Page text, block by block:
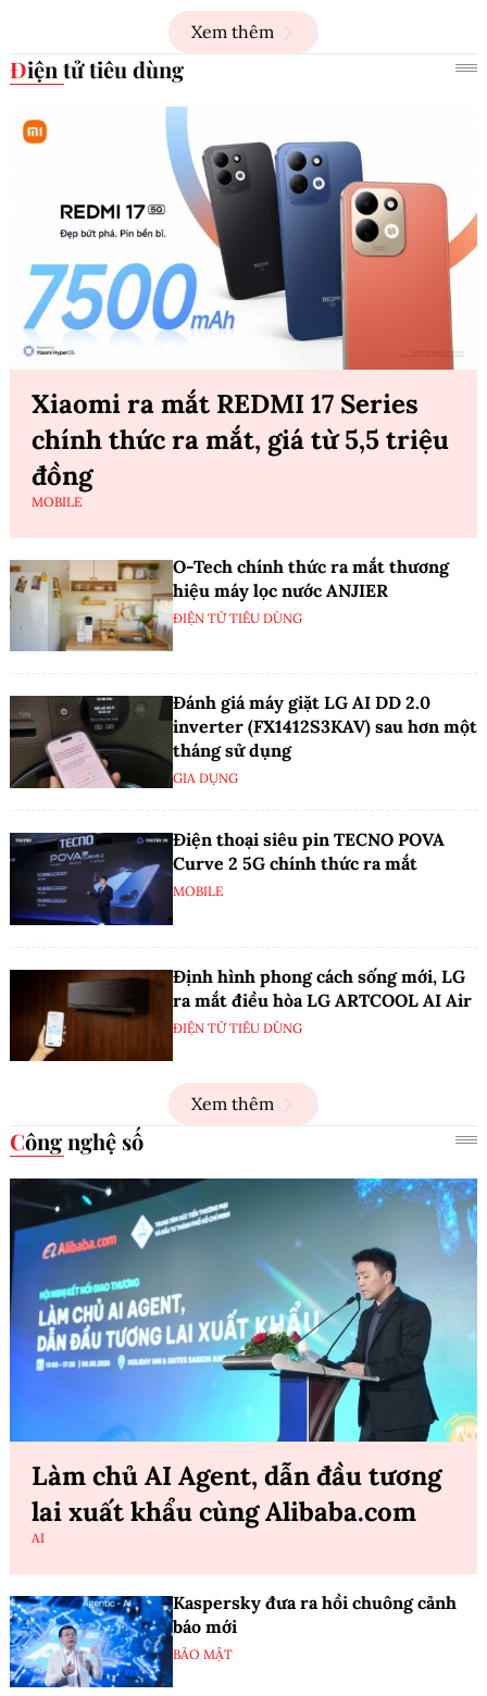
Xem thêm
Điện tử tiêu dùng
Xiaomi ra mắt REDMI 17 Series
chính thức ra mắt, giá từ 5,5 triệu
đồng
MOBILE
O-Tech chính thức ra mắt thương
hiệu máy lọc nước ANJIER
ĐIỆN TỬ TIÊU DÙNG
Đánh giá máy giặt LG AI DD 2.0
inverter (FX1412S3KAV) sau hơn một
tháng sử dụng
GIA DỤNG
Điện thoại siêu pin TECNO POVA
Curve 2 5G chính thức ra mắt
MOBILE
Định hình phong cách sống mới, LG
ra mắt điều hòa LG ARTCOOL AI Air
ĐIỆN TỬ TIÊU DÙNG
Xem thêm
Công nghệ số
Làm chủ AI Agent, dẫn đầu tương
lai xuất khẩu cùng Alibaba.com
AI
Kaspersky đưa ra hồi chuông cảnh
báo mới
BẢO MẬT